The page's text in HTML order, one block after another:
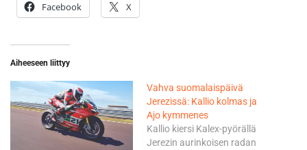
Facebook X
Aiheeseen liittyy
Vahva suomalaispäivä
Jerezissä: Kallio kolmas ja
Ajo kymmenes
Kallio kiersi Kalex-pyörällä
Jerezin aurinkoisen radan